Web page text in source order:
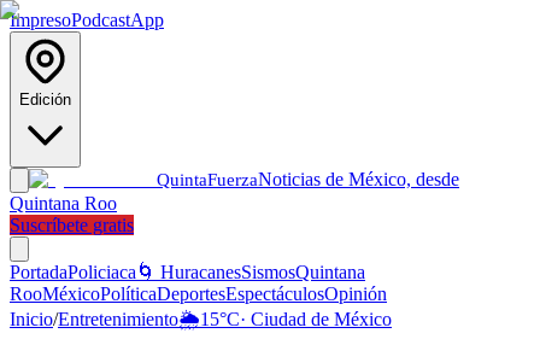
ImpresoPodcastApp
Edición
QuintaFuerzaNoticias de México, desde
Quintana Roo
Suscríbete gratis
PortadaPoliciaca 🌀 HuracanesSismosQuintana
RooMéxicoPolíticaDeportesEspectáculosOpinión
Inicio/Entretenimiento🌦️15°C· Ciudad de México